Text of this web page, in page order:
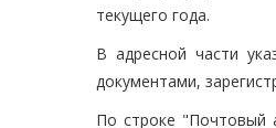
текущего года.
В адресной части
документами,
По строке "Почтовый